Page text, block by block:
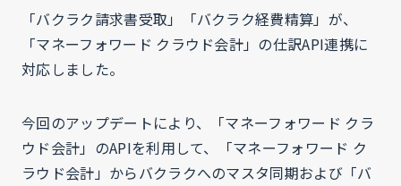
「バクラク請求書受取」「バクラク経費精算」が、
「マネーフォワード クラウド会計」の仕訳API連携に
対応しました。
今回のアップデートにより、「マネーフォワード クラ
ウド会計」のAPIを利用して、「マネーフォワード ク
ラウド会計」からバクラクへのマスタ同期および「バ